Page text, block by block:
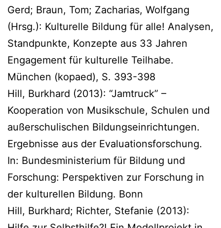
Gerd; Braun, Tom; Zacharias, Wolfgang
(Hrsg.): Kulturelle Bildung für alle! Analysen,
Standpunkte, Konzepte aus 33 Jahren
Engagement für kulturelle Teilhabe.
München (kopaed), S. 393-398
Hill, Burkhard (2013): “Jamtruck” –
Kooperation von Musikschule, Schulen und
außerschulischen Bildungseinrichtungen.
Ergebnisse aus der Evaluationsforschung.
In: Bundesministerium für Bildung und
Forschung: Perspektiven zur Forschung in
der kulturellen Bildung. Bonn
Hill, Burkhard; Richter, Stefanie (2013):